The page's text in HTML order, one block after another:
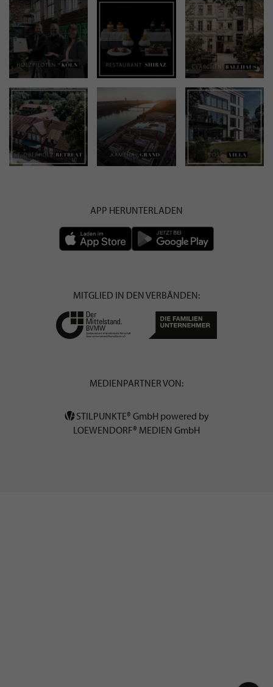
APP HERUNTERLADEN
MITGLIED IN DEN VERBÄNDEN:
MEDIENPARTNER VON:
STILPUNKTE® GmbH powered by
LOEWENDORF® MEDIEN GmbH